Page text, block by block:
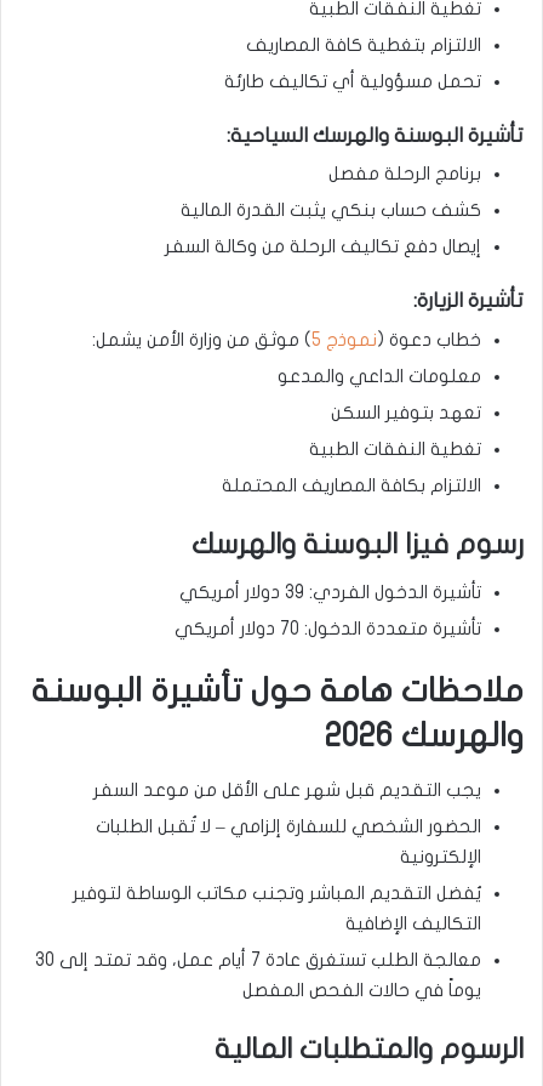
تغطية النفقات الطبية
الالتزام بتغطية كافة المصاريف
تحمل مسؤولية أي تكاليف طارئة
تأشيرة البوسنة والهرسك السياحية:
برنامج الرحلة مفصل
كشف حساب بنكي يثبت القدرة المالية
إيصال دفع تكاليف الرحلة من وكالة السفر
تأشيرة الزيارة:
خطاب دعوة (نموذج 5
) موثق من وزارة الأمن يشمل:
معلومات الداعي والمدعو
تعهد بتوفير السكن
تغطية النفقات الطبية
الالتزام بكافة المصاريف المحتملة
رسوم فيزا البوسنة والهرسك
تأشيرة الدخول الفردي: 39 دولار أمريكي
تأشيرة متعددة الدخول: 70 دولار أمريكي
ملاحظات هامة حول تأشيرة البوسنة
والهرسك 2026
يجب التقديم قبل شهر على الأقل من موعد السفر
الحضور الشخصي للسفارة إلزامي – لا تُقبل الطلبات
الإلكترونية
يُفضل التقديم المباشر وتجنب مكاتب الوساطة لتوفير
التكاليف الإضافية
معالجة الطلب تستغرق عادة 7 أيام عمل، وقد تمتد إلى 30
يوماً في حالات الفحص المفصل
الرسوم والمتطلبات المالية